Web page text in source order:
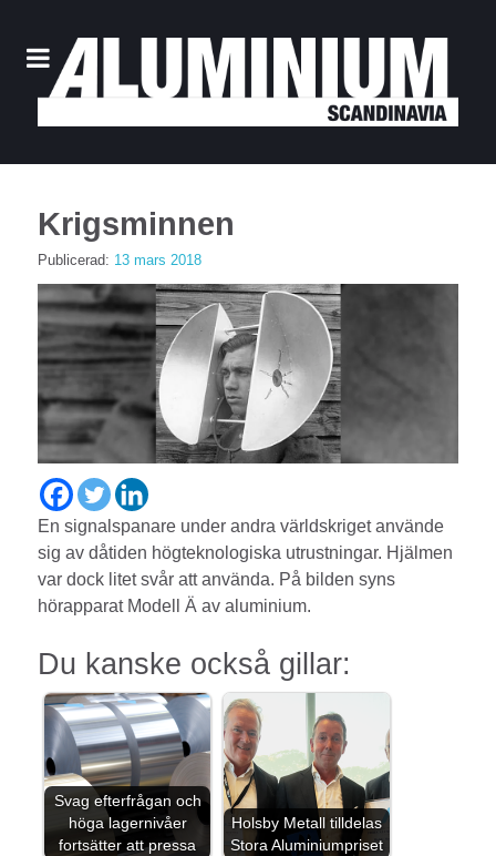
Krigsminnen
Publicerad: 13 mars 2018
En signalspanare under andra världskriget använde
sig av dåtiden högteknologiska utrustningar. Hjälmen
var dock litet svår att använda. På bilden syns
hörapparat Modell Ä av aluminium.
Du kanske också gillar:
Svag efterfrågan och
höga lagernivåer
fortsätter att pressa
Holsby Metall tilldelas
Stora Aluminiumpriset